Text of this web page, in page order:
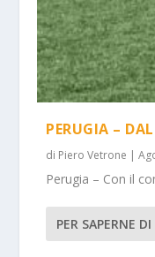
PERUGIA –
di Piero Vetrone |
Perugia – Con il
PER SAPERNE DI